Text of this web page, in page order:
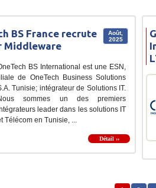
Août,
2025
BS France recrute
Middleware
BS International est une ESN,
de OneTech Business Solutions
Tunisie; intégrateur de Solutions IT.
sommes un des premiers
leader dans les solutions IT
Télécom en Tunisie, ...
Détail ››